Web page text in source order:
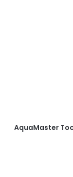
AquaMaster